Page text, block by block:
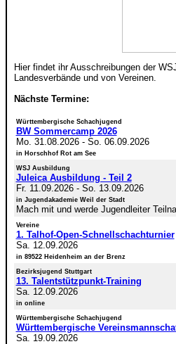
Hier findet ihr Ausschreibungen der
Landesverbände und von Vereinen.
Nächste Termine:
Württembergische Schachjugend
BW Sommercamp 2026
Mo. 31.08.2026- So. 06.09.2026
in Horschhof Rot am See
WSJ Ausbildung
Juleica Ausbildung - Teil 2
Fr. 11.09.2026- So. 13.09.2026
in Jugendakademie Weil der Stadt
Mach mit und werde Jugendleiter
Vereine
1. Talhof-Open-Schnellschachturnier
Sa. 12.09.2026
in 89522 Heidenheim an der Brenz
Bezirksjugend Stuttgart
13. Talentstützpunkt-Training
Sa. 12.09.2026
in online
Württembergische Schachjugend
Württembergische
Sa. 19.09.2026